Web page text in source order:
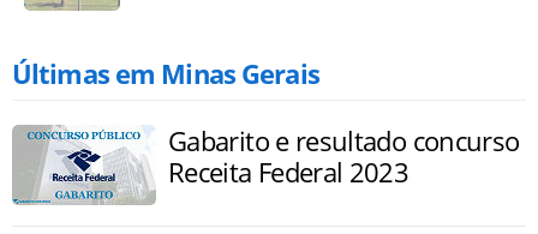
Últimas em Minas Gerais
Gabarito e resultado concurso
Receita Federal 2023